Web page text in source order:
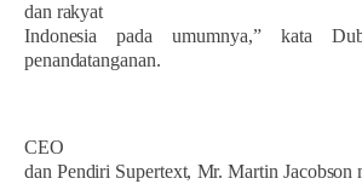
dan rakyat
Indonesia pada umumnya,” kata
penandatanganan.
CEO
dan Pendiri Supertext, Mr. Martin Jacobson